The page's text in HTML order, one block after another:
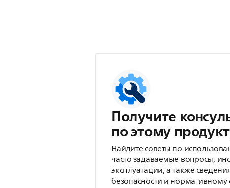
Получите
по этому
Найдите советы по
часто задаваемые вопросы,
эксплуатации, а также
безопасности и нормативному